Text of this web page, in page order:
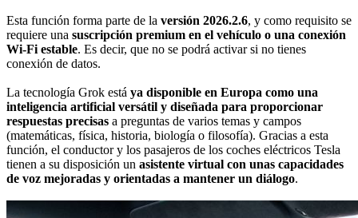
Esta función forma parte de la versión 2026.2.6, y como requisito se
requiere una suscripción premium en el vehículo o una conexión
Wi-Fi estable. Es decir, que no se podrá activar si no tienes
conexión de datos.
La tecnología Grok está ya disponible en Europa como una
inteligencia artificial versátil y diseñada para proporcionar
respuestas precisas a preguntas de varios temas y campos
(matemáticas, física, historia, biología o filosofía). Gracias a esta
función, el conductor y los pasajeros de los coches eléctricos Tesla
tienen a su disposición un asistente virtual con unas capacidades
de voz mejoradas y orientadas a mantener un diálogo.